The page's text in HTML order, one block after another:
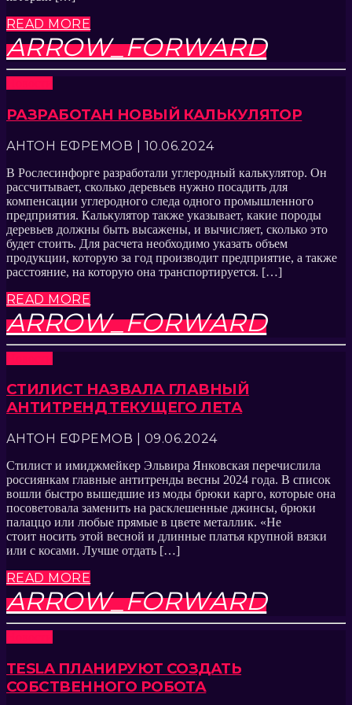
READ MORE
ARROW_FORWARD
РАЗРАБОТАН НОВЫЙ КАЛЬКУЛЯТОР
АНТОН ЕФРЕМОВ | 10.06.2024
В Рослесинфорге разработали углеродный калькулятор. Он
рассчитывает, сколько деревьев нужно посадить для
компенсации углеродного следа одного промышленного
предприятия. Калькулятор также указывает, какие породы
деревьев должны быть высажены, и вычисляет, сколько это
будет стоить. Для расчета необходимо указать объем
продукции, которую за год производит предприятие, а также
расстояние, на которую она транспортируется. […]
READ MORE
ARROW_FORWARD
СТИЛИСТ НАЗВАЛА ГЛАВНЫЙ
АНТИТРЕНД ТЕКУЩЕГО ЛЕТА
АНТОН ЕФРЕМОВ | 09.06.2024
Стилист и имиджмейкер Эльвира Янковская перечислила
россиянкам главные антитренды весны 2024 года. В список
вошли быстро вышедшие из моды брюки карго, которые она
посоветовала заменить на расклешенные джинсы, брюки
палаццо или любые прямые в цвете металлик. «Не
стоит носить этой весной и длинные платья крупной вязки
или с косами. Лучше отдать […]
READ MORE
ARROW_FORWARD
TESLA ПЛАНИРУЮТ СОЗДАТЬ
СОБСТВЕННОГО РОБОТА